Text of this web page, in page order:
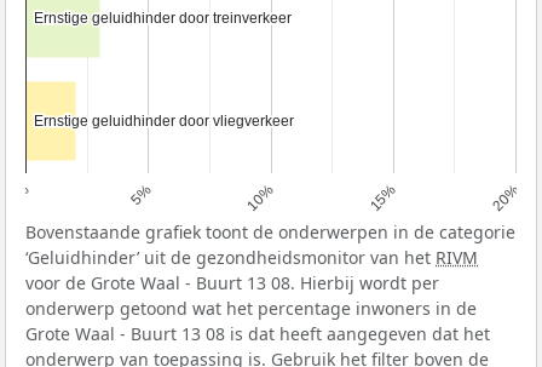
0% 5% 10% 15% 20%
Ernstige geluidhinder door treinverkeer
Ernstige geluidhinder door treinverkeer
Ernstige geluidhinder door vliegverkeer
Ernstige geluidhinder door vliegverkeer
Bovenstaande grafiek toont de onderwerpen in de categorie
‘Geluidhinder’ uit de gezondheidsmonitor van het RIVM
voor de Grote Waal - Buurt 13 08. Hierbij wordt per
onderwerp getoond wat het percentage inwoners in de
Grote Waal - Buurt 13 08 is dat heeft aangegeven dat het
onderwerp van toepassing is. Gebruik het filter boven de